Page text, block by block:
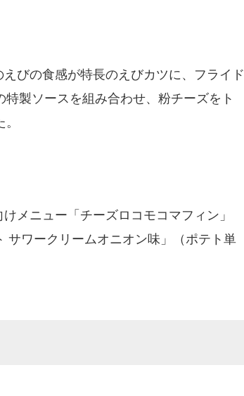
びの食感が特長のえびカツに、フライド
製ソースを組み合わせ、粉チーズをト
メニュー「チーズロコモコマフィン」
サワークリームオニオン味」（ポテト単